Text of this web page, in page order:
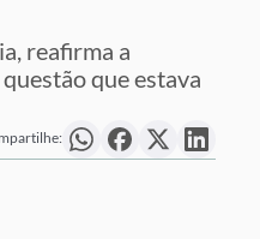
reafirma a
que estava